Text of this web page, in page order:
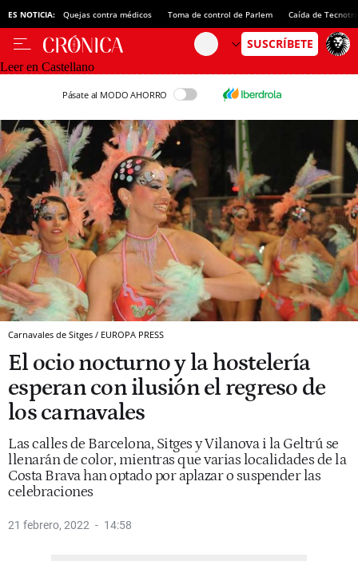
ES NOTICIA: Quejas contra médicos Toma de control de Parlem Caída de
Leer en Castellano
Pásate al MODO AHORRO
Carnavales de Sitges / EUROPA PRESS
El ocio nocturno y la hostelería
esperan con ilusión el regreso de
los carnavales
Las calles de Barcelona, Sitges y Vilanova i la Geltrú se
llenarán de color, mientras que varias localidades de la
Costa Brava han optado por aplazar o suspender las
celebraciones
21 febrero, 2022 14:58